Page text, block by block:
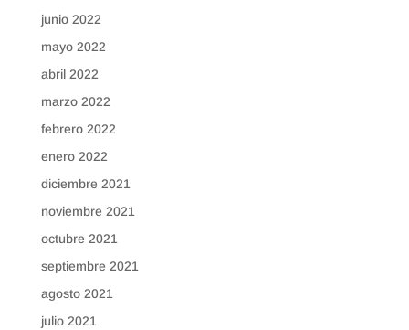
junio 2022
mayo 2022
abril 2022
marzo 2022
febrero 2022
enero 2022
diciembre 2021
noviembre 2021
octubre 2021
septiembre 2021
agosto 2021
julio 2021